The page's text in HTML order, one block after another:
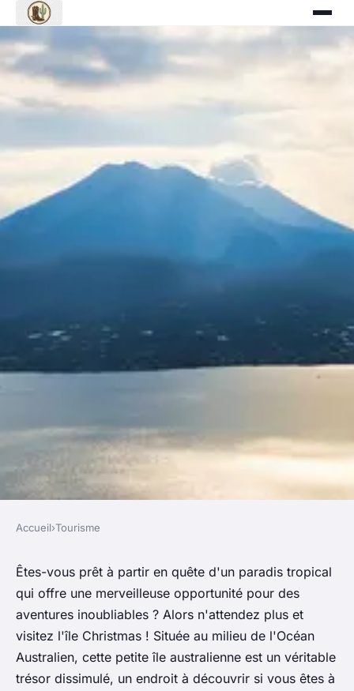
L'île Christmas : Votre guide
ultime pour un séjour
inoubliable et astuces
essentielles
Accueil›Tourisme
Êtes-vous prêt à partir en quête d'un paradis tropical
qui offre une merveilleuse opportunité pour des
aventures inoubliables ? Alors n'attendez plus et
visitez l'île Christmas ! Située au milieu de l'Océan
Australien, cette petite île australienne est un véritable
trésor dissimulé, un endroit à découvrir si vous êtes à